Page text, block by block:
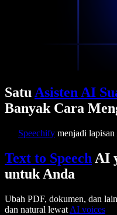
Satu Asisten AI
Banyak Cara
Speechify menjadi
Text to Speech AI
untuk Anda
Ubah PDF, dokumen, dan
dan natural lewat AI voices